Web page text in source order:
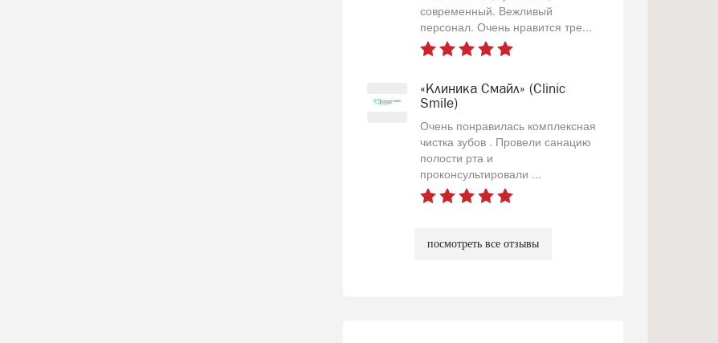
современный. Вежливый
персонал. Очень нравится тре...
«Клиника Смайл» (Clinic
Smile)
Очень понравилась комплексная
чистка зубов . Провели санацию
полости рта и
проконсультировали ...
посмотреть все отзывы